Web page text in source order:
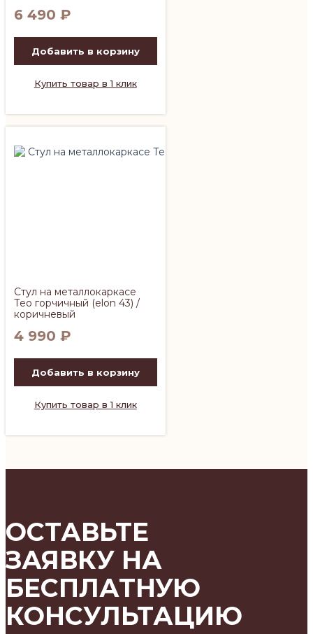
6 490 ₽
Добавить в корзину
Купить товар в 1 клик
Стул на металлокаркасе
Тео горчичный (elon 43) /
коричневый
4 990 ₽
Добавить в корзину
Купить товар в 1 клик
ОСТАВЬТЕ
ЗАЯВКУ НА
БЕСПЛАТНУЮ
КОНСУЛЬТАЦИЮ